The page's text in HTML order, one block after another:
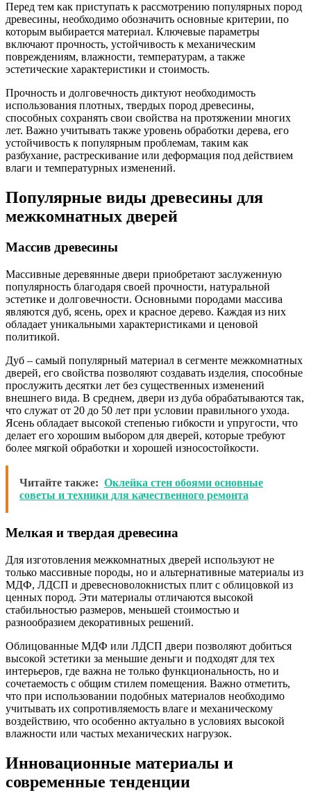
Перед тем как приступать к рассмотрению популярных пород
древесины, необходимо обозначить основные критерии, по
которым выбирается материал. Ключевые параметры
включают прочность, устойчивость к механическим
повреждениям, влажности, температурам, а также
эстетические характеристики и стоимость.
Прочность и долговечность диктуют необходимость
использования плотных, твердых пород древесины,
способных сохранять свои свойства на протяжении многих
лет. Важно учитывать также уровень обработки дерева, его
устойчивость к популярным проблемам, таким как
разбухание, растрескивание или деформация под действием
влаги и температурных изменений.
Популярные виды древесины для
межкомнатных дверей
Массив древесины
Массивные деревянные двери приобретают заслуженную
популярность благодаря своей прочности, натуральной
эстетике и долговечности. Основными породами массива
являются дуб, ясень, орех и красное дерево. Каждая из них
обладает уникальными характеристиками и ценовой
политикой.
Дуб – самый популярный материал в сегменте межкомнатных
дверей, его свойства позволяют создавать изделия, способные
прослужить десятки лет без существенных изменений
внешнего вида. В среднем, двери из дуба обрабатываются так,
что служат от 20 до 50 лет при условии правильного ухода.
Ясень обладает высокой степенью гибкости и упругости, что
делает его хорошим выбором для дверей, которые требуют
более мягкой обработки и хорошей износостойкости.
Читайте также: Оклейка стен обоями основные
советы и техники для качественного ремонта
Мелкая и твердая древесина
Для изготовления межкомнатных дверей используют не
только массивные породы, но и альтернативные материалы из
МДФ, ЛДСП и древесноволокнистых плит с облицовкой из
ценных пород. Эти материалы отличаются высокой
стабильностью размеров, меньшей стоимостью и
разнообразием декоративных решений.
Облицованные МДФ или ЛДСП двери позволяют добиться
высокой эстетики за меньшие деньги и подходят для тех
интерьеров, где важна не только функциональность, но и
сочетаемость с общим стилем помещения. Важно отметить,
что при использовании подобных материалов необходимо
учитывать их сопротивляемость влаге и механическому
воздействию, что особенно актуально в условиях высокой
влажности или частых механических нагрузок.
Инновационные материалы и
современные тенденции